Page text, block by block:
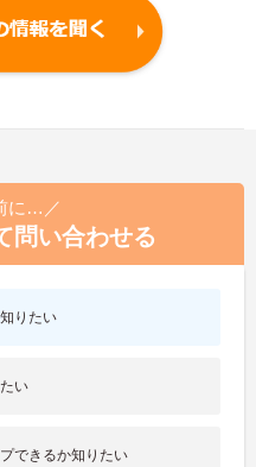
に…／
問い合わせる
りたい
い
できるか知りたい